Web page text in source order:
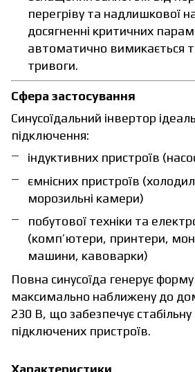
перегріву та надлишкової
досягненні критичних
автоматично вимикається
тривоги.
Сфера застосування
Синусоїдальний інвертор
підключення:
індуктивних пристроїв
ємнісних пристроїв
морозильні камери)
побутової техніки та
(комп’ютери, принтери,
машини, кавоварки)
Повна синусоїда генерує форму
максимально наближену до
230 В, що забезпечує стабільну
підключених пристроїв.
Характеристики